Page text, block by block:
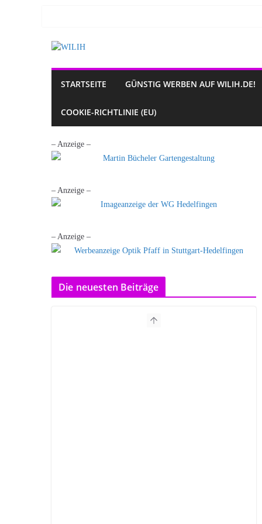
STARTSEITE GÜNSTIG WERBEN AUF WILIH.DE!
COOKIE-RICHTLINIE (EU)
– Anzeige –
– Anzeige –
– Anzeige –
Die neuesten Beiträge